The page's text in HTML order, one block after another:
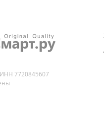
7720845607